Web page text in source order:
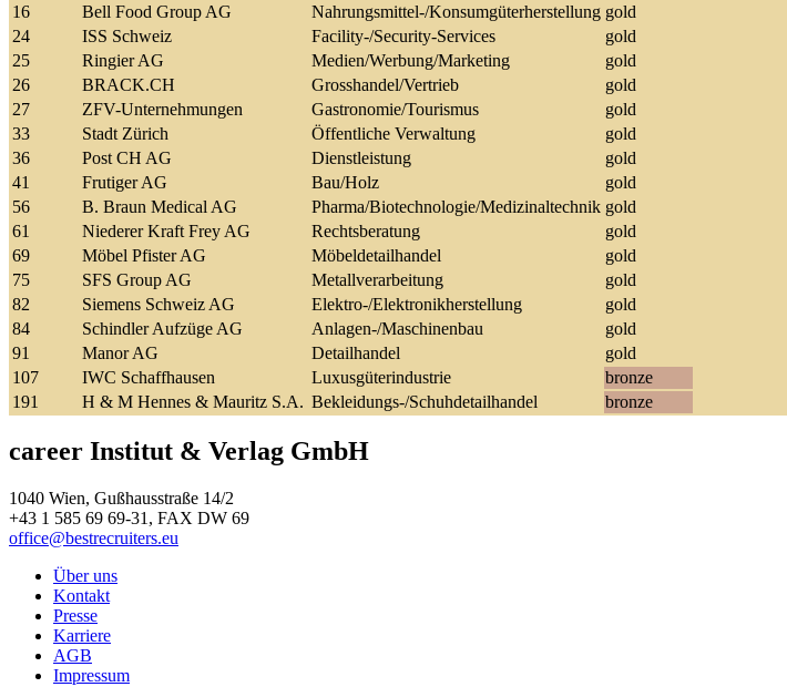
16
Bell Food Group AG Nahrungsmittel-/Konsumgüterherstellung gold
24
ISS Schweiz Facility-/Security-Services
gold
25
Ringier AG Medien/Werbung/Marketing
gold
26
BRACK.CH Grosshandel/Vertrieb
gold
27
ZFV-Unternehmungen Gastronomie/Tourismus
gold
33
Stadt Zürich Öffentliche Verwaltung
gold
36
Post CH AG Dienstleistung
gold
41
Frutiger AG Bau/Holz
gold
56
B. Braun Medical AG Pharma/Biotechnologie/Medizinaltechnik gold
61
Niederer Kraft Frey AG Rechtsberatung
gold
69
Möbel Pfister AG Möbeldetailhandel
gold
75
SFS Group AG Metallverarbeitung
gold
82
Siemens Schweiz AG Elektro-/Elektronikherstellung
gold
84
Schindler Aufzüge AG Anlagen-/Maschinenbau
gold
91
Manor AG Detailhandel
gold
107
IWC Schaffhausen Luxusgüterindustrie
bronze
191
H & M Hennes & Mauritz S.A. Bekleidungs-/Schuhdetailhandel bronze
career Institut & Verlag GmbH
1040 Wien, Gußhausstraße 14/2
+43 1 585 69 69-31, FAX DW 69
office@bestrecruiters.eu
Über uns
Kontakt
Presse
Karriere
AGB
Impressum